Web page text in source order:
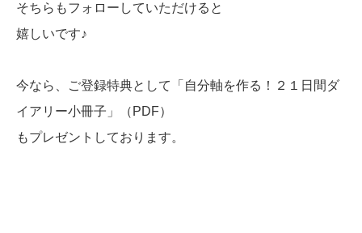
そちらもフォローしていただけると
嬉しいです♪
今なら、ご登録特典として「自分軸を作る！２１日間ダ
イアリー小冊子」（PDF）
もプレゼントしております。